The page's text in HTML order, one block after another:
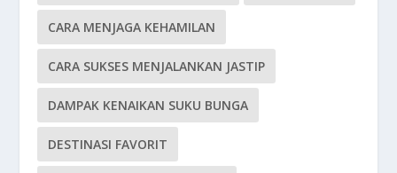
CARA MENJAGA KEHAMILAN
CARA SUKSES MENJALANKAN JASTIP
DAMPAK KENAIKAN SUKU BUNGA
DESTINASI FAVORIT